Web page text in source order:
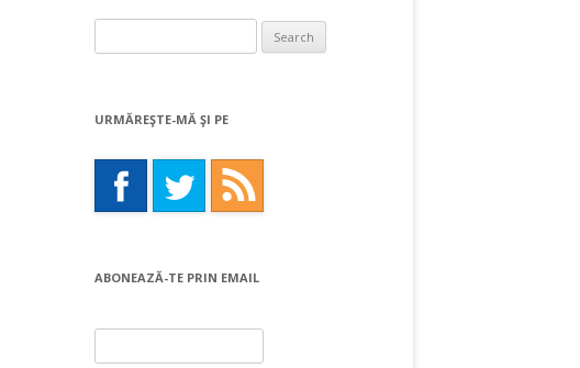
for:
URMĂREŞTE-MĂ ŞI PE
ABONEAZĂ-TE PRIN EMAIL